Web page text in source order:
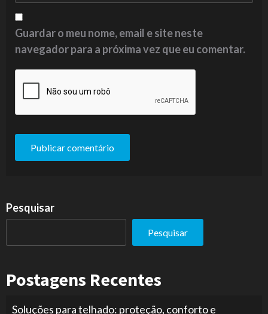
Guardar o meu nome, email e site neste
navegador para a próxima vez que eu comentar.
Pesquisar
Pesquisar
Postagens Recentes
Soluções para telhado: proteção, conforto e